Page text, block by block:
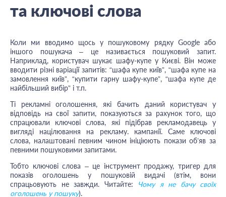
та ключові слова
Коли ми вводимо щось у пошуковому рядку Google або
іншого пошукача – це називається пошуковий запит.
Наприклад, користувач шукає шафу-купе у Києві. Він може
вводити різні варіації запитів: “шафа купе київ”, “шафа купе на
замовлення київ”, “купити гарну шафу-купе”, “шафа купе де
найбільший вибір” і т.п.
Ті рекламні оголошення, які бачить даний користувач у
відповідь на свої запити, показуються за рахунок того, що
спрацювали ключові слова, які підібрав рекламодавець у
вигляді націлювання на рекламу. кампанії. Саме ключові
слова, налаштовані певним чином ініціюють покази об’яв за
певними пошуковими запитами.
Тобто ключові слова – це інструмент продажу, тригер для
показів оголошень у пошуковій видачі (втім, вони
спрацьовують не завжди. Читайте:
Чому я не бачу своїх
оголошень у пошуку).